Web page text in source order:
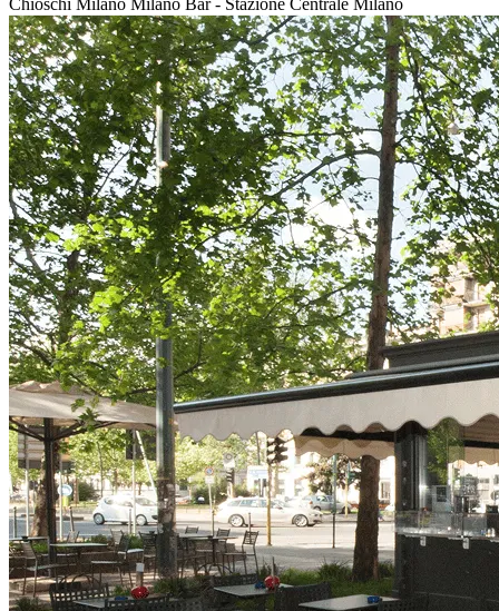
Chioschi Milano Milano Bar - Stazione Centrale Milano